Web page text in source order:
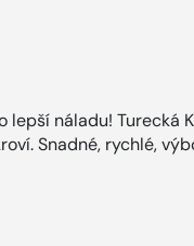
lepší náladu! Turecká
Snadné, rychlé,